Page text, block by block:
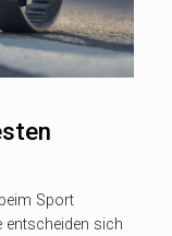
Sport
entscheiden sich